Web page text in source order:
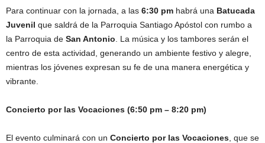
Para continuar con la jornada, a las 6:30 pm habrá una Batucada
Juvenil que saldrá de la Parroquia Santiago Apóstol con rumbo a
la Parroquia de San Antonio . La música y los tambores serán el
centro de esta actividad, generando un ambiente festivo y alegre,
mientras los jóvenes expresan su fe de una manera energética y
vibrante.
Concierto por las Vocaciones (6:50 pm – 8:20 pm)
El evento culminará con un Concierto por las Vocaciones , que se